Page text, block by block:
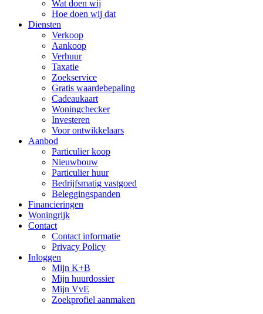
Wat doen wij
Hoe doen wij dat
Diensten
Verkoop
Aankoop
Verhuur
Taxatie
Zoekservice
Gratis waardebepaling
Cadeaukaart
Woningchecker
Investeren
Voor ontwikkelaars
Aanbod
Particulier koop
Nieuwbouw
Particulier huur
Bedrijfsmatig vastgoed
Beleggingspanden
Financieringen
Woningrijk
Contact
Contact informatie
Privacy Policy
Inloggen
Mijn K+B
Mijn huurdossier
Mijn VvE
Zoekprofiel aanmaken